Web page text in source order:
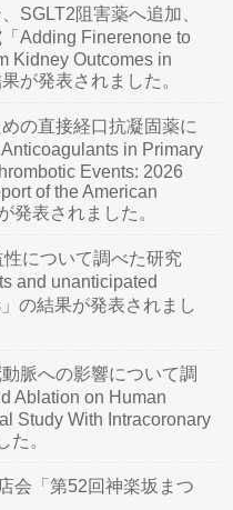
SGLT2阻害薬へ追加、
Adding Finerenone to
Kidney Outcomes in
が発表されました。
の直接経口抗凝固薬に
in Primary
Events: 2026
of the American
発表されました。
について調べた研究
and unanticipated
の結果が発表されまし
脈への影響について調
Ablation on Human
Study With Intracoronary
た。
会「第52回神楽坂まつ